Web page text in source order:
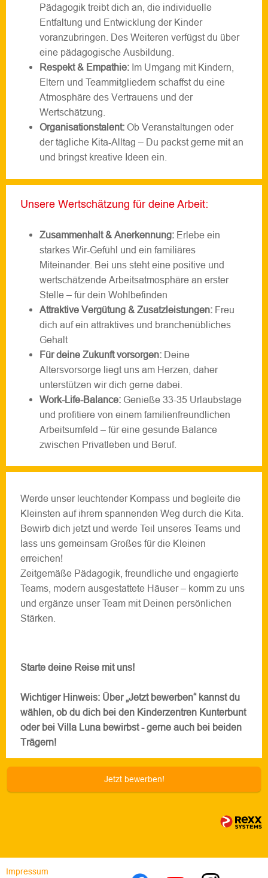
Pädagogik treibt dich an, die individuelle
Entfaltung und Entwicklung der Kinder
voranzubringen. Des Weiteren verfügst du über
eine pädagogische Ausbildung.
Respekt & Empathie: Im Umgang mit Kindern,
Eltern und Teammitgliedern schaffst du eine
Atmosphäre des Vertrauens und der
Wertschätzung.
Organisationstalent: Ob Veranstaltungen oder
der tägliche Kita-Alltag – Du packst gerne mit an
und bringst kreative Ideen ein.
Unsere Wertschätzung für deine Arbeit:
Zusammenhalt & Anerkennung: Erlebe ein
starkes Wir-Gefühl und ein familiäres
Miteinander. Bei uns steht eine positive und
wertschätzende Arbeitsatmosphäre an erster
Stelle – für dein Wohlbefinden
Attraktive Vergütung & Zusatzleistungen: Freu
dich auf ein attraktives und branchenübliches
Gehalt
Für deine Zukunft vorsorgen: Deine
Altersvorsorge liegt uns am Herzen, daher
unterstützen wir dich gerne dabei.
Work-Life-Balance: Genieße 33-35 Urlaubstage
und profitiere von einem familienfreundlichen
Arbeitsumfeld – für eine gesunde Balance
zwischen Privatleben und Beruf.
Werde unser leuchtender Kompass und begleite die
Kleinsten auf ihrem spannenden Weg durch die Kita.
Bewirb dich jetzt und werde Teil unseres Teams und
lass uns gemeinsam Großes für die Kleinen
erreichen!
Zeitgemäße Pädagogik, freundliche und engagierte
Teams, modern ausgestattete Häuser – komm zu uns
und ergänze unser Team mit Deinen persönlichen
Stärken.
Starte deine Reise mit uns!
Wichtiger Hinweis: Über „Jetzt bewerben“ kannst du
wählen, ob du dich bei den Kinderzentren Kunterbunt
oder bei Villa Luna bewirbst - gerne auch bei beiden
Trägern!
Jetzt bewerben!
Impressum